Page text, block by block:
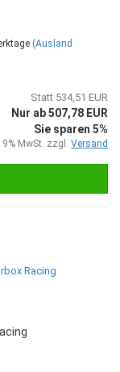
(Ausland
Statt 534,51 EUR
Nur ab 507,78 EUR
Sie sparen 5%
MwSt. zzgl. Versand